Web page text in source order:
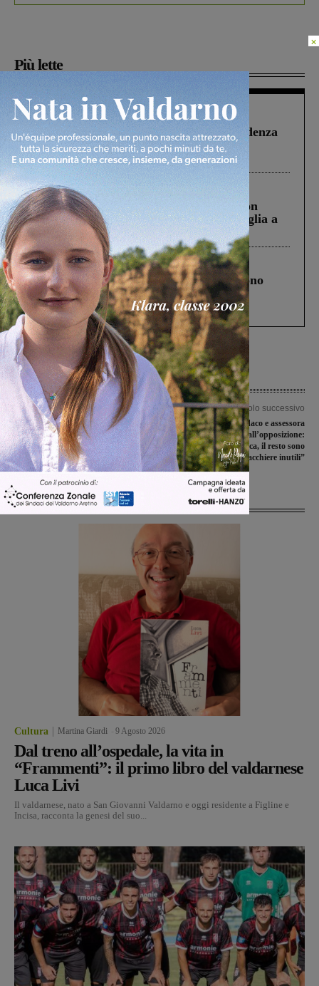
Più lette
Figline Incisa Valdarno 1 Agosto 2026
Piscina di Figline finanziata oltre la scadenza
Pnrr, il gruppo di Fratelli d’Italia: “Un
ringraziamento al Governo”
Cronaca 3 Agosto 2026
Scomparso da una struttura di Castiglion
Fiorentino l’uomo che aveva ucciso la figlia a
Levane nel 2020
Cronaca 4 Agosto 2026
Un anno fa la strage in A1 in cui morirono
Gianni, Giulia e Franco. Lo schianto, il
processo, lo stop ai sorpassi fra tir....
Articolo precedente
Colpaccio Rignanese, sconfitto a
domicilio il Centro Storico Lebowski
Articolo successivo
Scuole e Pnrr, sindaco e assessora
replicano all’opposizione:
“Opportunità storica, il resto sono
chiacchiere inutili”
Ultime Notizie
Cultura Martina Giardi 9 Agosto 2026
Dal treno all’ospedale, la vita in
“Frammenti”: il primo libro del valdarnese
Luca Livi
Il valdarnese, nato a San Giovanni Valdarno e oggi residente a Figline e
Incisa, racconta la genesi del suo...
×